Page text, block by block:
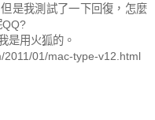
是我測試了一下回復，怎麼
QQ?
是用火狐的。
01/mac-type-v12.html